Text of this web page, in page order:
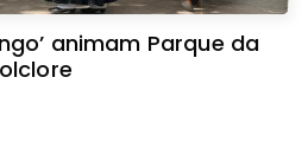
animam Parque da